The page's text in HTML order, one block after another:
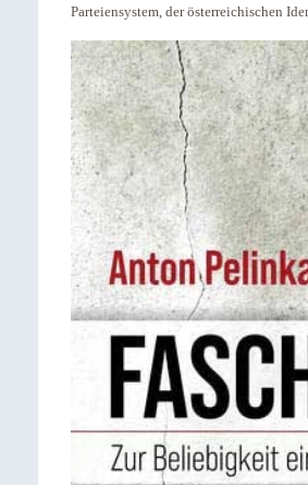
Parteiensystem, der österreichischen